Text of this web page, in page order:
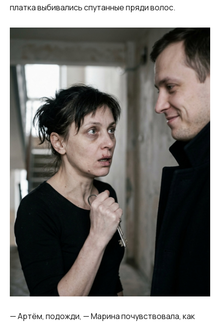
платка выбивались спутанные пряди волос.
— Артём, подожди, — Марина почувствовала, как